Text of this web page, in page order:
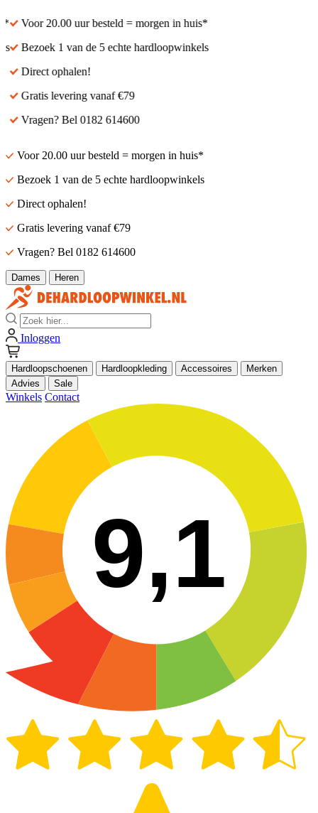
Voor 20.00 uur besteld = morgen in huis*
Bezoek 1 van de 5 echte hardloopwinkels
Direct ophalen!
Gratis levering vanaf €79
Vragen? Bel 0182 614600
Voor 20.00 uur besteld = morgen in huis*
Bezoek 1 van de 5 echte hardloopwinkels
Direct ophalen!
Gratis levering vanaf €79
Vragen? Bel 0182 614600
Dames Heren
Zoek
Inloggen
Hardloopschoenen Hardloopkleding Accessoires
Merken
Advies
Sale
Winkels Contact
9,1